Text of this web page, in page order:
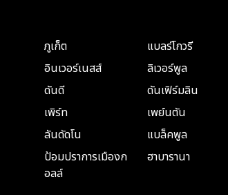
ภูเก็ต แบลร์โกวรี
อินเวอร์เนสส์ ลิเวอร์พูล
ดันดี ดันเฟิร์มลิน
เพิร์ท เพย์นตัน
ลันดัดโน แบล็คพูล
ป้อมปราการเมืองก
อลล์
ฮาบารานา